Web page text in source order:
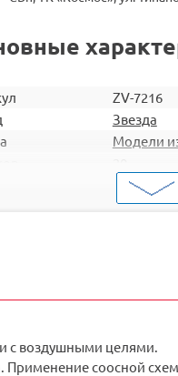
ZV-7216
Звезда
Модели
Модели
с воздушными целями.
соосной